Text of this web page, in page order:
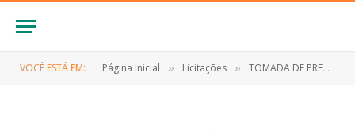
VOCÊ ESTÁ EM: Página Inicial » Licitações » TOMADA DE PREÇOS Nº 008/2022 (CONTRATAÇÃO DE EMPRESA ESPECIALIZADA PARA PRESTAR O SERVIÇOS DE PAVIMENTAÇÃO EM PEDRA NOS BAIRROS AEROPORTO, SANTO ANTONIO, TORRE E TURI I)